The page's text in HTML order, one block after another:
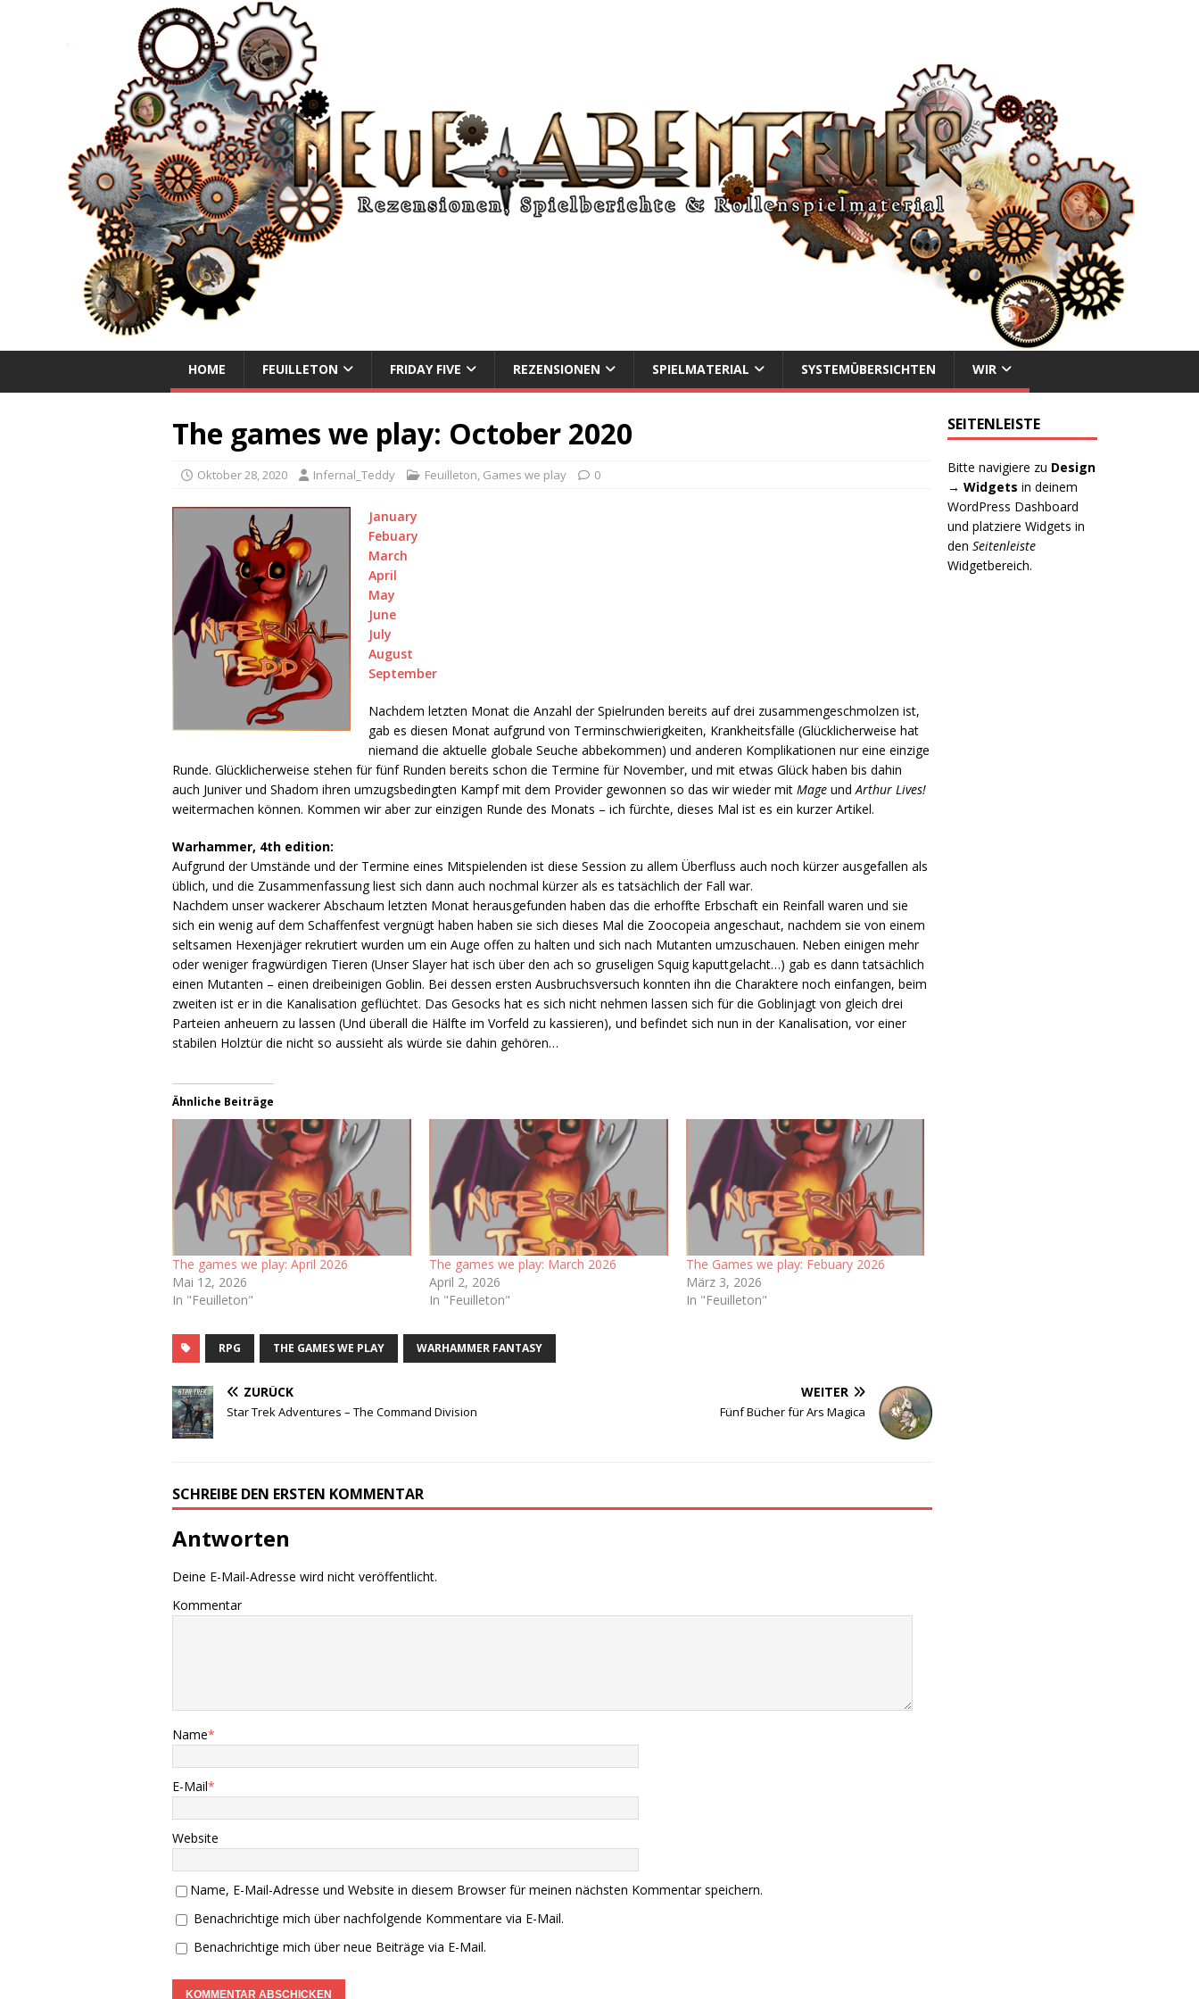
NEUE ABENTEUER
HOME FEUILLETON FRIDAY FIVE REZENSIONEN SPIELMATERIAL SYSTEMÜBERSICHTEN WIR
The games we play: October 2020
Oktober 28, 2020 Infernal_Teddy Feuilleton, Games we play 0
January
Febuary
March
April
May
June
July
August
September
Nachdem letzten Monat die Anzahl der Spielrunden bereits auf drei zusammengeschmolzen ist,
gab es diesen Monat aufgrund von Terminschwierigkeiten, Krankheitsfälle (Glücklicherweise hat
niemand die aktuelle globale Seuche abbekommen) und anderen Komplikationen nur eine einzige
Runde. Glücklicherweise stehen für fünf Runden bereits schon die Termine für November, und mit etwas Glück haben bis dahin
auch Juniver und Shadom ihren umzugsbedingten Kampf mit dem Provider gewonnen so das wir wieder mitMage undArthur Lives!
weitermachen können. Kommen wir aber zur einzigen Runde des Monats – ich fürchte, dieses Mal ist es ein kurzer Artikel.
Warhammer, 4th edition:
Aufgrund der Umstände und der Termine eines Mitspielenden ist diese Session zu allem Überfluss auch noch kürzer ausgefallen als
üblich, und die Zusammenfassung liest sich dann auch nochmal kürzer als es tatsächlich der Fall war.
Nachdem unser wackerer Abschaum letzten Monat herausgefunden haben das die erhoffte Erbschaft ein Reinfall waren und sie
sich ein wenig auf dem Schaffenfest vergnügt haben haben sie sich dieses Mal die Zoocopeia angeschaut, nachdem sie von einem
seltsamen Hexenjäger rekrutiert wurden um ein Auge offen zu halten und sich nach Mutanten umzuschauen. Neben einigen mehr
oder weniger fragwürdigen Tieren (Unser Slayer hat isch über den ach so gruseligen Squig kaputtgelacht…) gab es dann tatsächlich
einen Mutanten – einen dreibeinigen Goblin. Bei dessen ersten Ausbruchsversuch konnten ihn die Charaktere noch einfangen, beim
zweiten ist er in die Kanalisation geflüchtet. Das Gesocks hat es sich nicht nehmen lassen sich für die Goblinjagt von gleich drei
Parteien anheuern zu lassen (Und überall die Hälfte im Vorfeld zu kassieren), und befindet sich nun in der Kanalisation, vor einer
stabilen Holztür die nicht so aussieht als würde sie dahin gehören…
Ähnliche Beiträge
The games we play: April 2026
Mai 12, 2026
In "Feuilleton"
The games we play: March 2026
April 2, 2026
In "Feuilleton"
The Games we play: Febuary 2026
März 3, 2026
In "Feuilleton"
RPG THE GAMES WE PLAY WARHAMMER FANTASY
ZURÜCK
Star Trek Adventures – The Command Division
WEITER
Fünf Bücher für Ars Magica
SCHREIBE DEN ERSTEN KOMMENTAR
Antworten
Deine E-Mail-Adresse wird nicht veröffentlicht.
Kommentar
Name*
E-Mail*
Website
Name, E-Mail-Adresse und Website in diesem Browser für meinen nächsten Kommentar speichern.
Benachrichtige mich über nachfolgende Kommentare via E-Mail.
Benachrichtige mich über neue Beiträge via E-Mail.
SEITENLEISTE
Bitte navigiere zu Design
→ Widgets in deinem
WordPress Dashboard
und platziere Widgets in
denSeitenleiste
Widgetbereich.